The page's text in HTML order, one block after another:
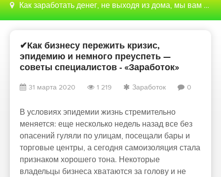
Как заработать денег, не выходя из дома, мы вам поможем с этим разобраться
✔Как бизнесу пережить кризис,
эпидемию и немного преуспеть —
советы специалистов - «Заработок»
31 марта 2020 1 219 Заработок 0
В условиях эпидемии жизнь стремительно
меняется: еще несколько недель назад все без
опасений гуляли по улицам, посещали бары и
торговые центры, а сегодня самоизоляция стала
признаком хорошего тона. Некоторые
владельцы бизнеса хватаются за голову и не